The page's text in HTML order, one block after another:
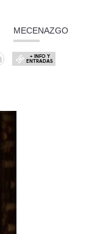
MECENAZGO
+ INFO Y
ENTRADAS